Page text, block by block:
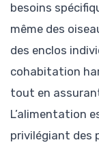
besoins
même des
des enclos
cohabitation
tout en
L’alimentation
privilégiant des